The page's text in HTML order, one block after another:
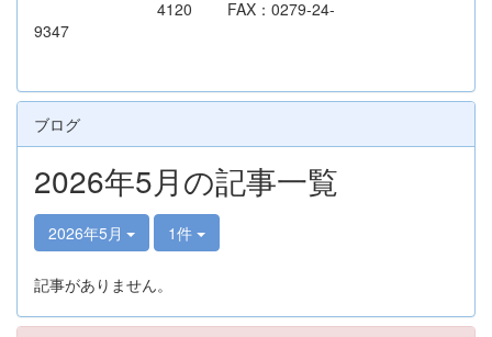
4120 FAX：0279-24-
9347
ブログ
2026年5月の記事一覧
2026年5月 1件
記事がありません。